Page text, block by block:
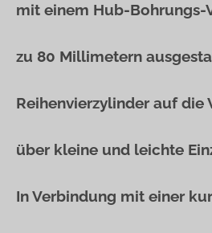
mit einem Hub-Bohrungs-
zu 80 Millimetern
Reihenvierzylinder auf die
über kleine und leichte
In Verbindung mit einer